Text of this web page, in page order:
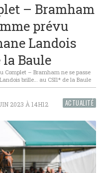
2027 !– Bramham
prévu
Landois
Baule
Complet – Bramham ne se passe
brille… au CSI1* de la Baule
ACTUALITÉ
2023 À 14H12